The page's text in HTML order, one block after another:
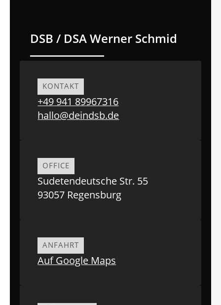
DSB / DSAWerner Schmid
KONTAKT
+49 941 89967316
hallo@deindsb.de
OFFICE
Sudetendeutsche Str. 55
93057 Regensburg
ANFAHRT
Auf Google Maps